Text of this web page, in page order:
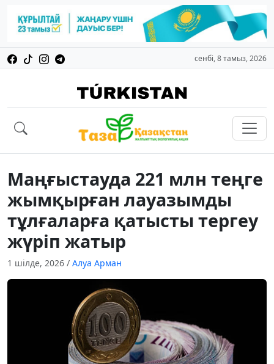
сенбі, 8 тамыз, 2026
Маңғыстауда 221 млн теңге
жымқырған лауазымды
тұлғаларға қатысты тергеу
жүріп жатыр
1 шілде, 2026 / Алуа Арман